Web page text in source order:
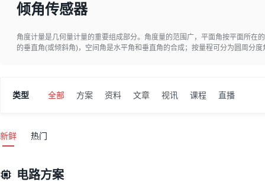
倾角传感器
角度计量是几何量计量的重要组成部分。角度量的范围广，平面角按平面所在
的垂直角(或倾斜角)，空间角是水平角和垂直角的合成；按量程可分为圆周分
仪到的电子水平仪是自动化和电子测量技术发展的结果。作为一种检测工具,
业自动化、智能平台、机械加工
类型 全部 方案 资料 文章 视讯 课程 直播
新鲜 热门
电路方案